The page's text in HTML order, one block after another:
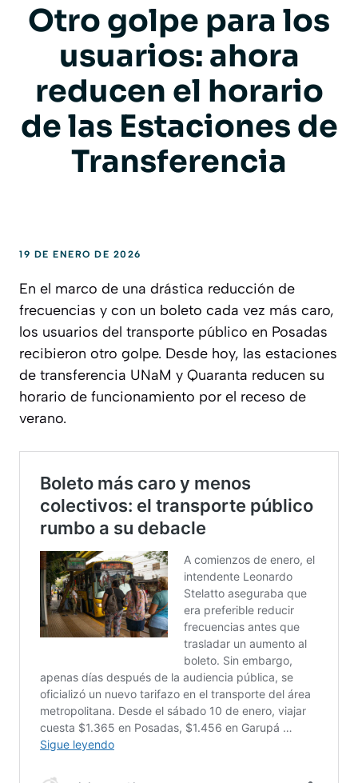
Otro golpe para los
usuarios: ahora
reducen el horario
de las Estaciones de
Transferencia
19 DE ENERO DE 2026
En el marco de una drástica reducción de
frecuencias y con un boleto cada vez más caro,
los usuarios del transporte público en Posadas
recibieron otro golpe. Desde hoy, las estaciones
de transferencia UNaM y Quaranta reducen su
horario de funcionamiento por el receso de
verano.